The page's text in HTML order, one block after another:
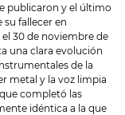
publicaron y el último
fallecer en
30 de noviembre de
una clara evolución
de la
metal y la voz limpia
completó las
idéntica a la que